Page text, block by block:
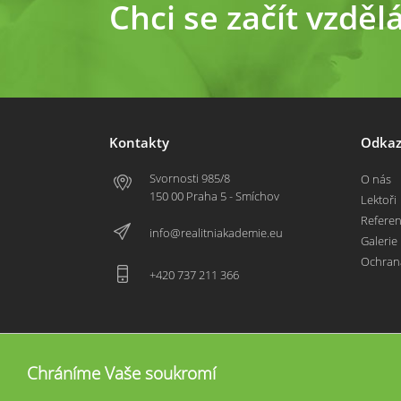
Chci se začít
Kontakty
Svornosti 985/8
150 00 Praha 5 - Smíchov
info@realitniakademie.eu
+420 737 211 366
O nás
Lektoři
Galerie
Chráníme Vaše soukromí